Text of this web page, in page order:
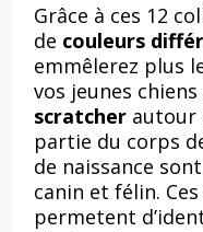
Grâce à ces 12
de couleurs
emmêlerez plus
vos jeunes
scratcher autour
partie du corps
de naissance
canin et félin.
permetent